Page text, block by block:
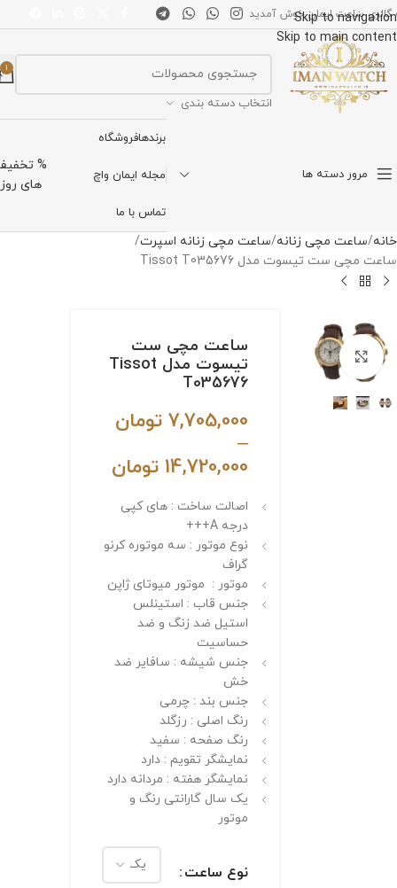
Skip to navigation
Skip to main content
گالری ساعت ایمان خوش آمدید
انتخاب دسته بندی
1
مرور دسته ها
برندهافروشگاه
مجله ایمان واچ
تماس با ما
%
های روز
خانه ساعت مچی زنانه ساعت مچی زنانه اسپرت
ساعت مچی ست تیسوت مدل Tissot T035676
برای بزرگنمایی کلیک کنیدساعت مچی ست
تیسوت مدل Tissot
T035676
7,705,000 تومان
–
14,720,000 تومان
اصالت ساخت : های کپی
درجه A+++
نوع موتور : سه موتوره کرنو
گراف
موتور : موتور میوتای ژاپن
جنس قاب : استینلس
استیل ضد زنگ و ضد
حساسیت
جنس شیشه : سافایر ضد
خش
جنس بند : چرمی
رنگ اصلی : رزگلد
رنگ صفحه : سفید
نمایشگر تقویم : دارد
نمایشگر هفته : مردانه دارد
یک سال گارانتی رنگ و
موتور
نوع ساعت